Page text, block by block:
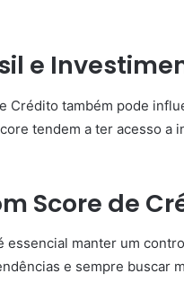
e
Crédito também pode
tendem a ter acesso a
Score de
essencial manter um
e sempre buscar